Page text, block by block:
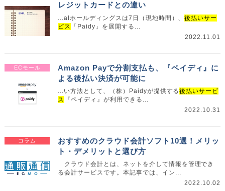
レジットカードとの違い
...alホールディングスは7日（現地時間）、後払いサー
ビス
「Paidy」を展開する...
2022.11.01
ECモール
Amazon Payで分割支払も、『ペイディ』に
よる後払い決済が可能に
...い方法として、（株）Paidyが提供する後払いサービ
ス
『ペイディ』が利用できる...
2022.10.31
コラム
おすすめのクラウド会計ソフト10選！メリッ
ト・デメリットと選び方
クラウド会計とは、ネットを介して情報を管理でき
る会計サービスです。本記事では、イン...
2022.10.02